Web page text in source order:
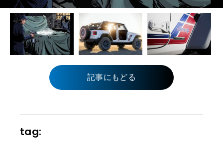
記事にもどる
tag: